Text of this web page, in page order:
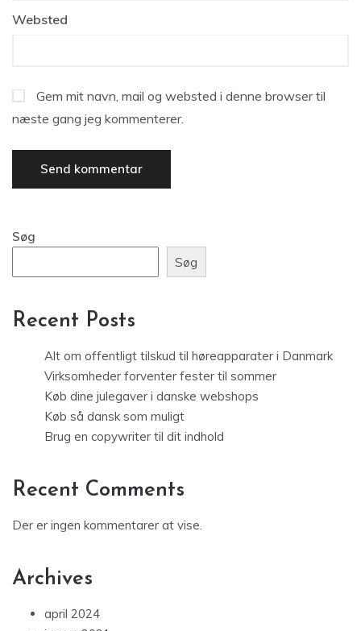
Websted
Gem mit navn, mail og websted i denne browser til
næste gang jeg kommenterer.
Søg
Søg
Recent Posts
Alt om offentligt tilskud til høreapparater i Danmark
Virksomheder forventer fester til sommer
Køb dine julegaver i danske webshops
Køb så dansk som muligt
Brug en copywriter til dit indhold
Recent Comments
Der er ingen kommentarer at vise.
Archives
april 2024